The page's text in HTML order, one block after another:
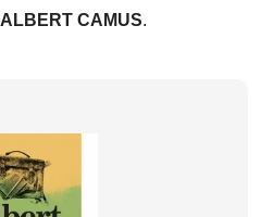
ALBERT CAMUS.